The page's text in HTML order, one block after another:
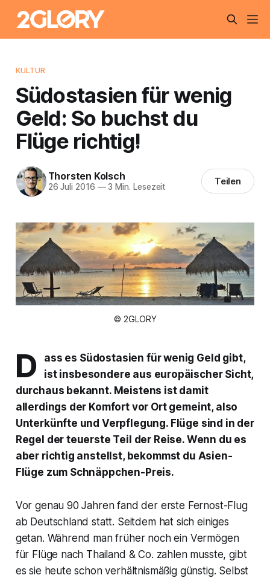
KULTUR
Südostasien für wenig
Geld: So buchst du
Flüge richtig!
Thorsten Kolsch
26 Juli 2016 —3 Min. Lesezeit Teilen
© 2GLORY
D
ass es Südostasien für wenig Geld gibt,
ist insbesondere aus europäischer Sicht,
durchaus bekannt. Meistens ist damit
allerdings der Komfort vor Ort gemeint, also
Unterkünfte und Verpflegung. Flüge sind in der
Regel der teuerste Teil der Reise. Wenn du es
aber richtig anstellst, bekommst du Asien-
Flüge zum Schnäppchen-Preis.
Vor genau 90 Jahren fand der erste Fernost-Flug
ab Deutschland statt. Seitdem hat sich einiges
getan. Während man früher noch ein Vermögen
für Flüge nach Thailand & Co. zahlen musste, gibt
es sie heute schon verhältnismäßig günstig. Selbst